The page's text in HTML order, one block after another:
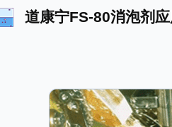
道康宁FS-80消泡剂应